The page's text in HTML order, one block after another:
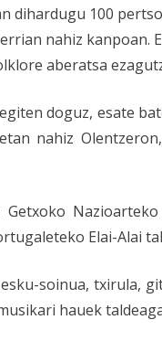
100
nahiz kanpoan.
aberatsa
doguz, esate
nahiz
Elai-Alai
soinua, txirula,
hauek